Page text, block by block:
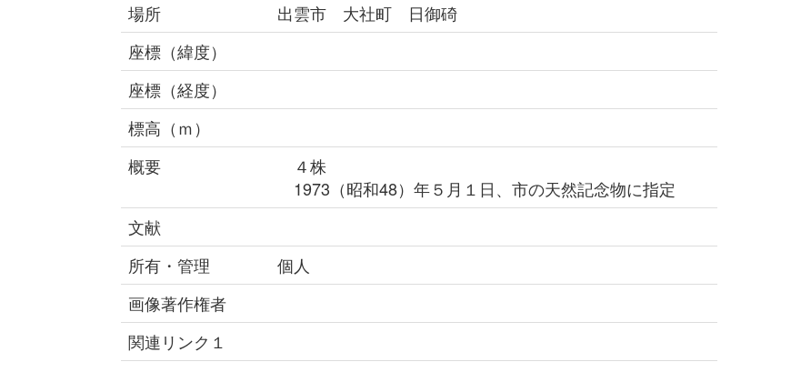
場所
出雲市 大社町 日御碕
座標（緯度）
座標（経度）
標高（ｍ）
概要
４株
1973（昭和48）年５月１日、市の天然記念物に指定
文献
所有・管理
個人
画像著作権者
関連リンク１